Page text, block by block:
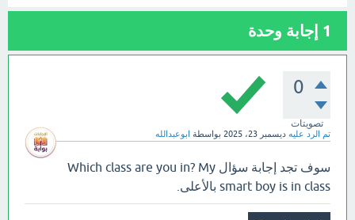
1 إجابة وحدة
0
تصويتات
تم الرد عليه ديسمبر 23، 2025 بواسطة ابوعبدالله
سوف تجد إجابة سؤال Which class are you in? My
smart boy is in class بالأعلى.